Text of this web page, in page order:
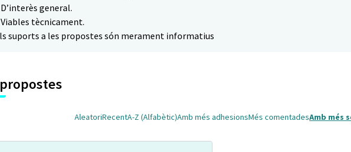
general.
tècnicament.
suports a les propostes són merament informatius
AleatoriRecentA-Z (Alfabètic)Amb més adhesionsMés comentadesAmb més